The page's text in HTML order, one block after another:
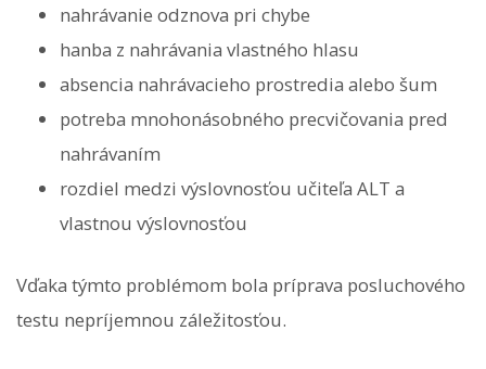
nahrávanie odznova pri chybe
hanba z nahrávania vlastného hlasu
absencia nahrávacieho prostredia alebo šum
potreba mnohonásobného precvičovania pred
nahrávaním
rozdiel medzi výslovnosťou učiteľa ALT a
vlastnou výslovnosťou
Vďaka týmto problémom bola príprava posluchového
testu nepríjemnou záležitosťou.